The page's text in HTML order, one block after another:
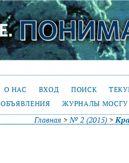
О НАС ВХОД ПОИСК
ОБЪЯВЛЕНИЯ
ЖУРНАЛЫ МОСГУ
Главная >№ 2 (2015)>